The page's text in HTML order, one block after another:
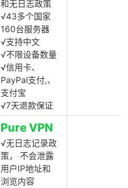
和无日志政策
√43多个国家
160台服务器
√支持中文
√不限设备数量
√信用卡、
PayPal支付,、
支付宝
√7天退款保证
Pure VPN
√无日志记录政
策， 不会泄露
用户IP地址和
浏览内容